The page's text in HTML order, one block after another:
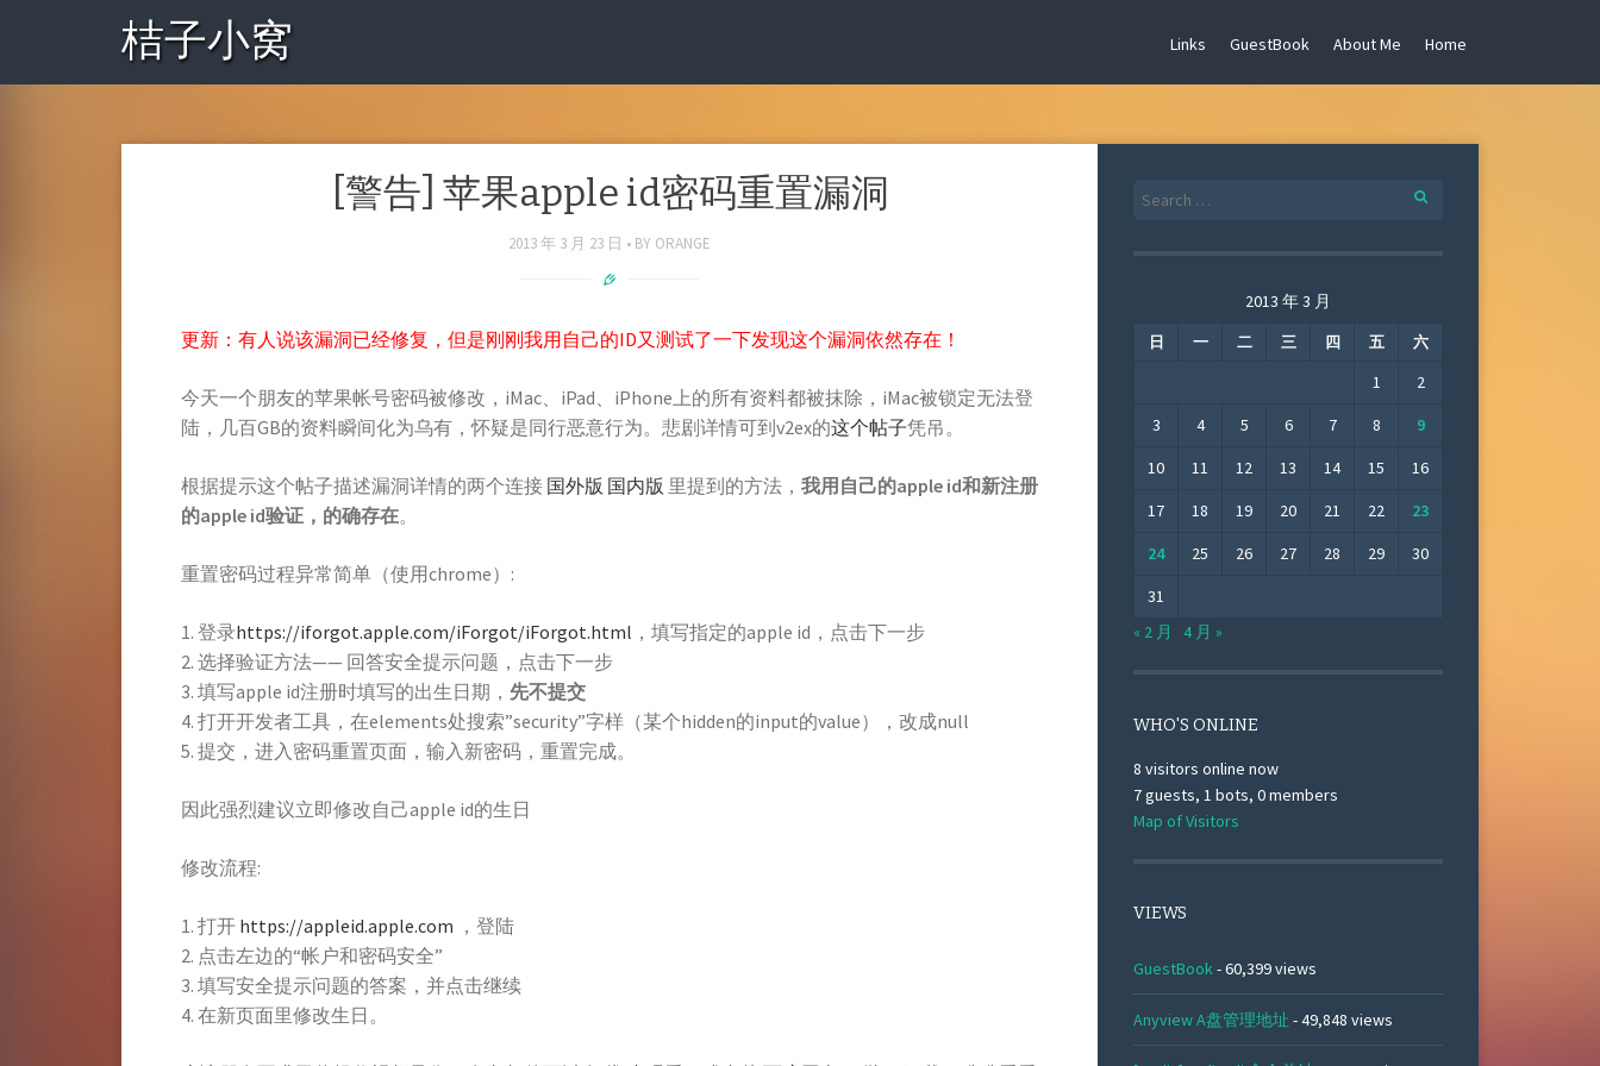
桔子小窝 Links GuestBook About Me Home
[警告] 苹果apple id密码重置漏洞
2013 年 3 月 23 日 BY ORANGE
更新：有人说该漏洞已经修复，但是刚刚我用自己的ID又测试了一下发现这个漏洞依然存在！
今天一个朋友的苹果帐号密码被修改，iMac、iPad、iPhone上的所有资料都被抹除，iMac被锁定无法登
陆，几百GB的资料瞬间化为乌有，怀疑是同行恶意行为。悲剧详情可到v2ex的这个帖子凭吊。
根据提示这个帖子描述漏洞详情的两个连接 国外版 国内版 里提到的方法， 我用自己的apple id和新注册
的apple id验证，的确存在。
重置密码过程异常简单（使用chrome）:
1. 登录https://iforgot.apple.com/iForgot/iForgot.html ，填写指定的apple id，点击下一步
2. 选择验证方法—— 回答安全提示问题，点击下一步
3. 填写apple id注册时填写的出生日期， 先不提交
4. 打开开发者工具，在elements处搜索”security”字样（某个hidden的input的value），改成null
5. 提交，进入密码重置页面，输入新密码，重置完成。
因此强烈建议立即修改自己apple id的生日
修改流程:
1. 打开 https://appleid.apple.com ，登陆
2. 点击左边的“帐户和密码安全”
3. 填写安全提示问题的答案，并点击继续
4. 在新页面里修改生日。
Search
2013 年 3 月
日 一 二 三 四 五 六
1
2
3
4 5 6 7 8
9
10
11 12 13 14 15
16
17
18 19 20 21 22
23
24
25 26 27 28 29
30
31
« 2 月
4 月 »
WHO'S ONLINE
8 visitors online now
7 guests, 1 bots, 0 members
Map of Visitors
VIEWS
GuestBook- 60,399 views
Anyview A盘管理地址 - 49,848 views